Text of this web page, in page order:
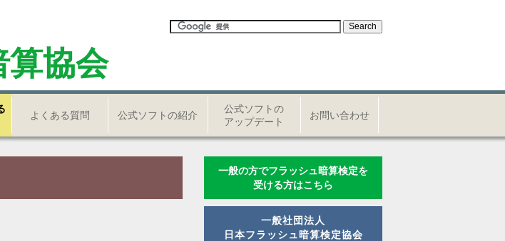
算協会
よくある質問 公式ソフトの紹介
公式ソフトの
アップデート
お問い合わせ
一般の方でフラッシュ暗算検定を
受ける方はこちら
一般社団法人
日本フラッシュ暗算検定協会